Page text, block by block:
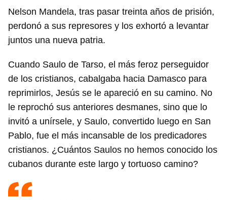
Guardar como favorito
Para poder guardar como favorito, primero has de
iniciar sesión con tu cuenta de 14ymedio.
INICIAR SESIÓN CANCELAR
Nelson Mandela, tras pasar treinta años de prisión,
perdonó a sus represores y los exhortó a levantar
juntos una nueva patria.
Cuando Saulo de Tarso, el más feroz perseguidor
de los cristianos, cabalgaba hacia Damasco para
reprimirlos, Jesús se le apareció en su camino. No
le reprochó sus anteriores desmanes, sino que lo
invitó a unírsele, y Saulo, convertido luego en San
Pablo, fue el más incansable de los predicadores
cristianos. ¿Cuántos Saulos no hemos conocido los
cubanos durante este largo y tortuoso camino?